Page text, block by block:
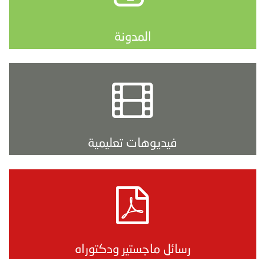
المدونة
فيديوهات تعليمية
رسائل ماجستير ودكتوراه